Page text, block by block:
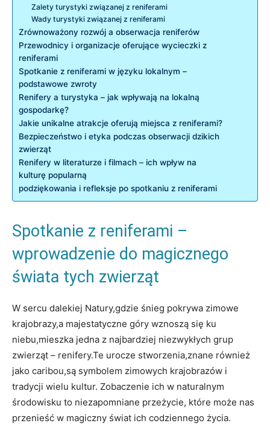
Zalety turystyki związanej z reniferami
Wady turystyki związanej z reniferami
Zrównoważony rozwój a obserwacja reniferów
Przewodnicy i organizacje oferujące wycieczki z
reniferami
Spotkanie z reniferami w języku lokalnym –
podstawowe zwroty
Renifery a turystyka – jak wpływają na lokalną
gospodarkę?
Jakie unikalne atrakcje oferują miejsca z reniferami?
Bezpieczeństwo i etyka podczas obserwacji dzikich
zwierząt
Renifery w literaturze i filmach – ich wpływ na
kulturę popularną
podziękowania i refleksje po spotkaniu z reniferami
Spotkanie z reniferami –
wprowadzenie do magicznego
świata tych zwierząt
W sercu dalekiej Natury,gdzie śnieg pokrywa zimowe
krajobrazy,a majestatyczne góry wznoszą się ku
niebu,mieszka jedna z najbardziej niezwykłych grup
zwierząt – renifery.Te urocze stworzenia,znane również
jako caribou,są symbolem zimowych krajobrazów i
tradycji wielu kultur. Zobaczenie ich w naturalnym
środowisku to niezapomniane przeżycie, które może nas
przenieść w magiczny świat ich codziennego życia.